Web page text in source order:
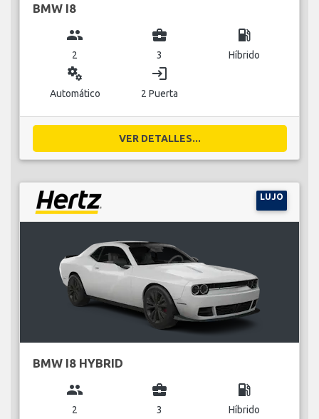
BMW I8
group
2
business_center
3
local_gas_station
Híbrido
miscellaneous_services
Automático
login
2 Puerta
VER DETALLES...
LUJO
BMW I8 HYBRID
group
2
business_center
3
local_gas_station
Híbrido